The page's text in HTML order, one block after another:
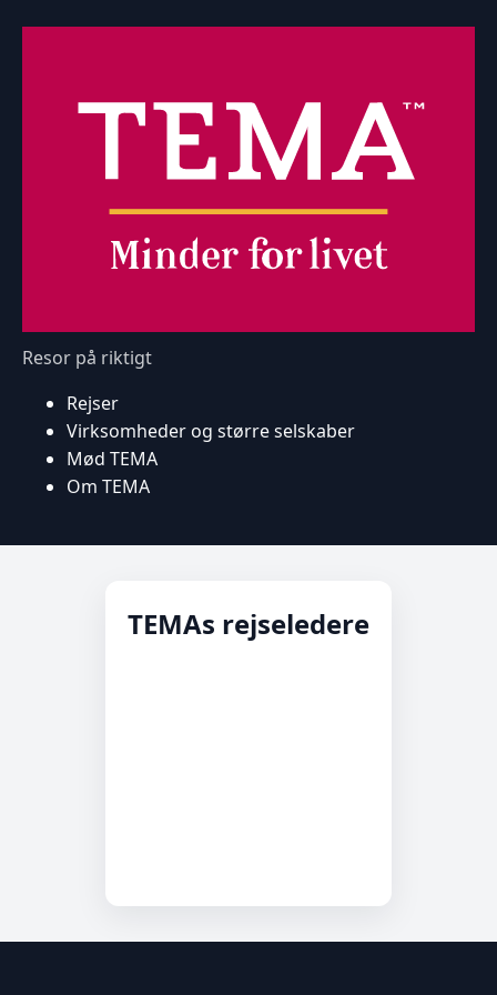
Resor på riktigt
Rejser
Virksomheder og større selskaber
Mød TEMA
Om TEMA
TEMAs rejseledere